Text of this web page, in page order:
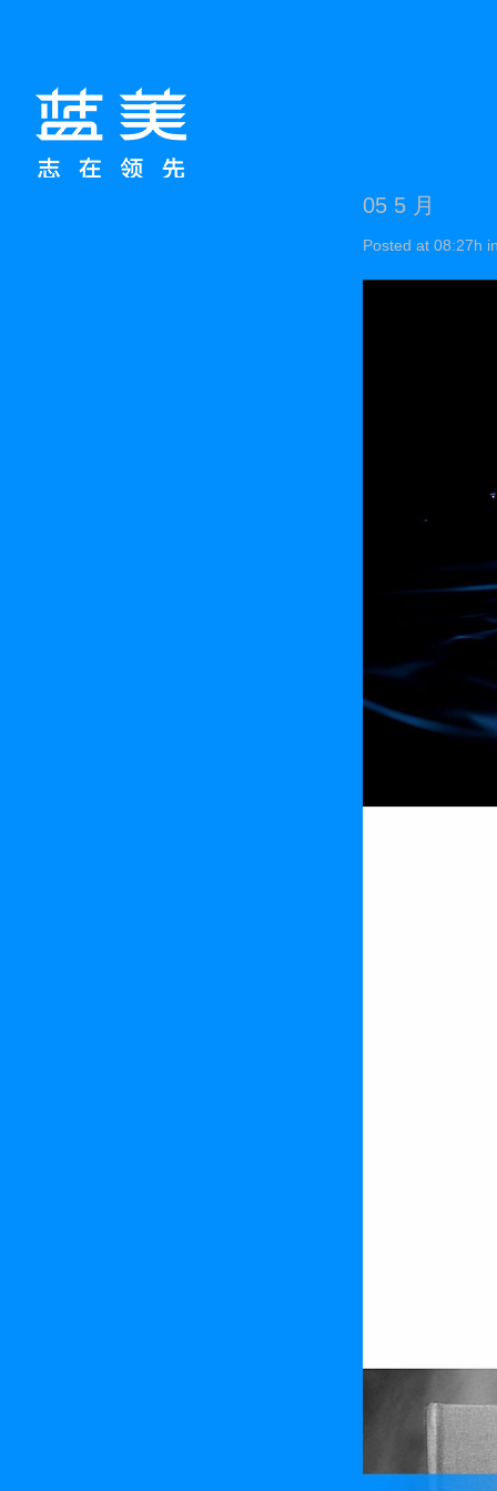
05 5 月
Posted at 08:27h